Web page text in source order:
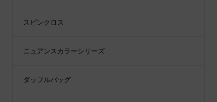
スピンクロス
ニュアンスカラーシリーズ
ダッフルバッグ